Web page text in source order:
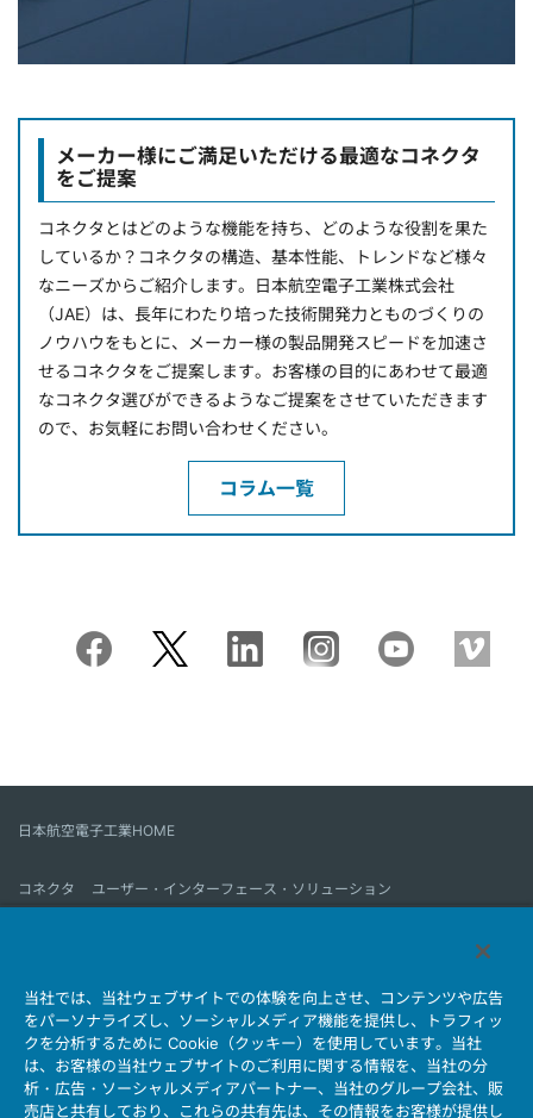
メーカー様にご満足いただける最適なコネクタ
をご提案
コネクタとはどのような機能を持ち、どのような役割を果た
しているか？コネクタの構造、基本性能、トレンドなど様々
なニーズからご紹介します。日本航空電子工業株式会社
（JAE）は、長年にわたり培った技術開発力とものづくりの
ノウハウをもとに、メーカー様の製品開発スピードを加速さ
せるコネクタをご提案します。お客様の目的にあわせて最適
なコネクタ選びができるようなご提案をさせていただきます
ので、お気軽にお問い合わせください。
コラム一覧
日本航空電子工業HOME
コネクタ
ユーザー・インターフェース・ソリューション
会社情報 サステナビリティ IR情報 採用情報
会社情報新着一覧
製品情報新着一覧
サイトマップ お問い合わせ
当社では、当社ウェブサイトでの体験を向上させ、コンテンツや広告
をパーソナライズし、ソーシャルメディア機能を提供し、トラフィッ
クを分析するために Cookie（クッキー）を使用しています。当社
は、お客様の当社ウェブサイトのご利用に関する情報を、当社の分
析・広告・ソーシャルメディアパートナー、当社のグループ会社、販
売店と共有しており、これらの共有先は、その情報をお客様が提供し